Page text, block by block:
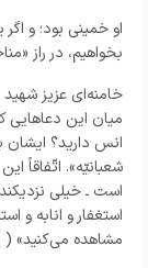
او خمینی بود؛ و
بخواهیم، در راز
خامنه‌ای عزیز شهید
میان این دعاهایی
انس دارید؟ ایشان
شعبانیّه». اتّفاقاً
است ـ خیلی
استغفار و انابه و
مشاهده می‌کنید» (